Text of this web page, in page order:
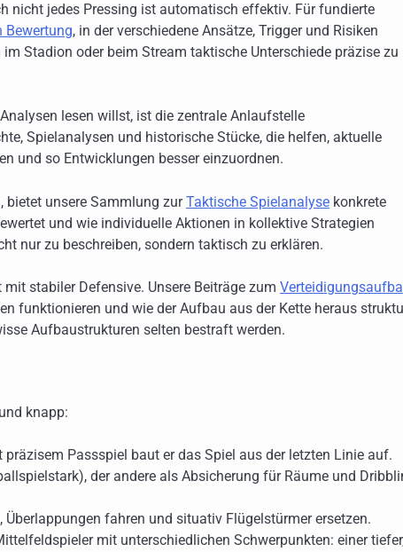
nicht jedes Pressing ist automatisch effektiv. Für fundierte
Bewertung, in der verschiedene Ansätze, Trigger und Risiken
Stadion oder beim Stream taktische Unterschiede präzise zu
lesen willst, ist die zentrale Anlaufstelle
Spielanalysen und historische Stücke, die helfen, aktuelle
und so Entwicklungen besser einzuordnen.
bietet unsere Sammlung zurTaktische Spielanalyse konkrete
und wie individuelle Aktionen in kollektive Strategien
nur zu beschreiben, sondern taktisch zu erklären.
stabiler Defensive. Unsere Beiträge zum
funktionieren und wie der Aufbau aus der Kette heraus
Aufbaustrukturen selten bestraft werden.
knapp:
Passspiel baut er das Spiel aus der letzten Linie auf.
der andere als Absicherung für Räume und
fahren und situativ Flügelstürmer ersetzen.
mit unterschiedlichen Schwerpunkten: einer